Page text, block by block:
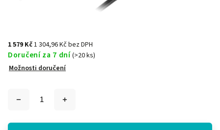
1 579 Kč1 304,96 Kč bez DPH
Doručení za 7 dní(>20 ks)
Možnosti doručení